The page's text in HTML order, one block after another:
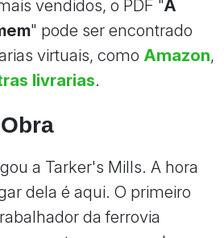
vendidos, o PDF "A
" pode ser encontrado
virtuais, como Amazon,
livrarias.
a Tarker's Mills. A hora
dela é aqui. O primeiro
da ferrovia